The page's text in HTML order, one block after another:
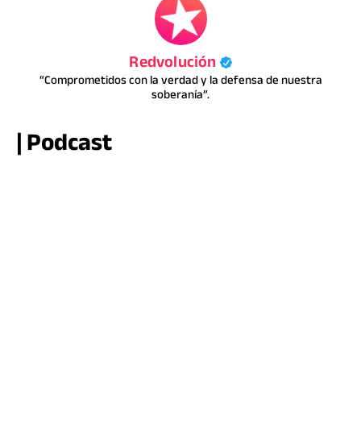
Redvolución
“Comprometidos con la verdad y la defensa de nuestra
soberanía”.
| Podcast